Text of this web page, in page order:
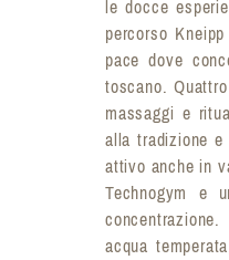
le docce
percorso
pace dove
toscano.
massaggi e
alla tradizione
attivo anche in
Technogym e
acqua